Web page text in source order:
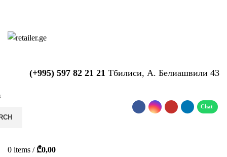
(+995) 597 82 21 21 Тбилиси, А. Белиашвили 43
0 items / ₾0,00